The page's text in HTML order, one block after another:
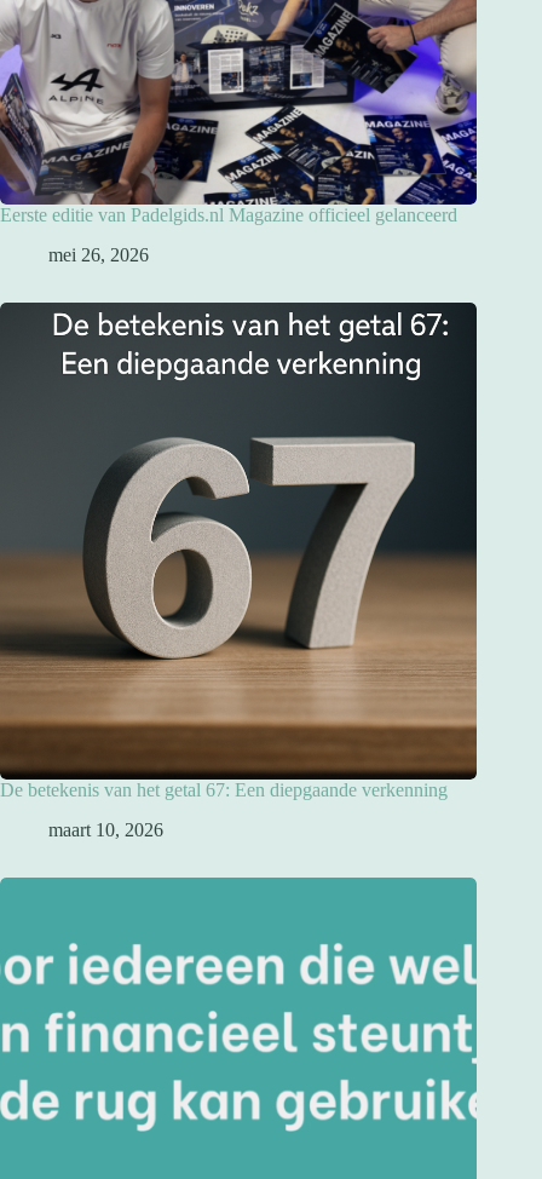
Eerste editie van Padelgids.nl Magazine officieel gelanceerd
mei 26, 2026
De betekenis van het getal 67: Een diepgaande verkenning
maart 10, 2026